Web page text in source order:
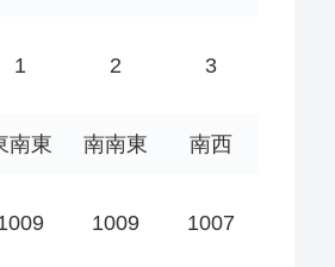
1 2 3
南東 南南東 南西
1009 1007